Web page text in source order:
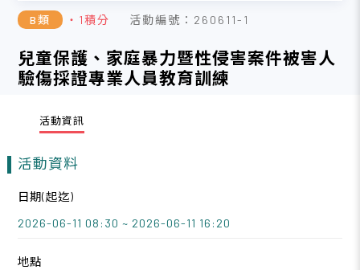
B類 ・1積分 活動編號：260611-1
兒童保護、家庭暴力暨性侵害案件被害人
驗傷採證專業人員教育訓練
活動資訊
活動資料
日期(起迄)
2026-06-11 08:30 ~ 2026-06-11 16:20
地點